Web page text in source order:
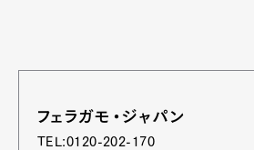
フェラガモ・ジャパン
TEL:0120-202-170